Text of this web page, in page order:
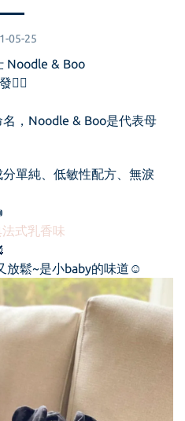
05-25
Noodle & Boo
👨‍⚕️
，Noodle & Boo是代表母
單純、低敏性配方、無淚
式乳香味
放鬆~是小baby的味道☺️